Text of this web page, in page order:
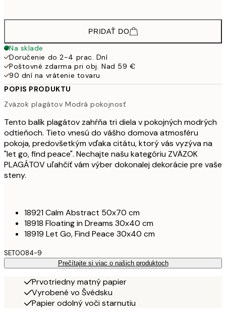
PRIDAŤ DO
Na sklade
Doručenie do 2-4 prac. Dní
Poštovné zdarma pri obj. Nad 59 €
90 dní na vrátenie tovaru
POPIS PRODUKTU
Zväzok plagátov Modrá pokojnosť
Tento balík plagátov zahŕňa tri diela v pokojných modrých
odtieňoch. Tieto vnesú do vášho domova atmosféru
pokoja, predovšetkým vďaka citátu, ktorý vás vyzýva na
"let go, find peace". Nechajte našu kategóriu ZVÄZOK
PLAGÁTOV uľahčiť vám výber dokonalej dekorácie pre vaše
steny.
18921 Calm Abstract 50x70 cm
18918 Floating in Dreams 30x40 cm
18919 Let Go, Find Peace 30x40 cm
SET0084-9
Prečítajte si viac o našich produktoch
Prvotriedny matný papier
Vyrobené vo Švédsku
Papier odolný voči starnutiu